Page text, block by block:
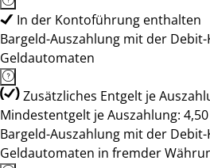
In der Kontoführung enthalten
Bargeld-Auszahlung mit der
Geldautomaten
Zusätzliches Entgelt je
Mindestentgelt je Auszahlung:
Bargeld-Auszahlung mit der
Geldautomaten in fremder